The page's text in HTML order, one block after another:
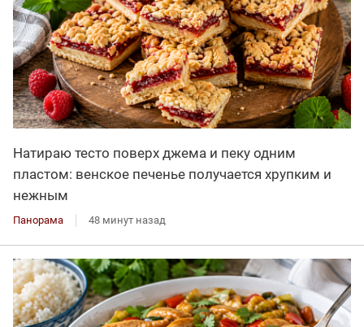
Натираю тесто поверх джема и пеку одним
пластом: венское печенье получается хрупким и
нежным
Панорама 48 минут назад